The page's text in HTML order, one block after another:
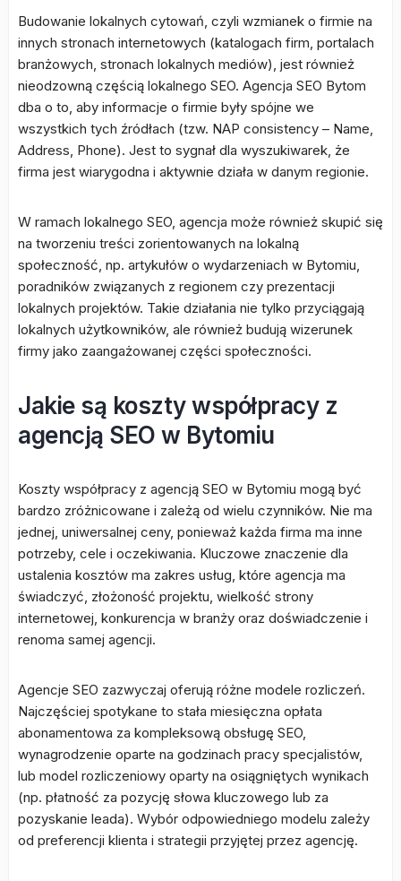
Budowanie lokalnych cytowań, czyli wzmianek o firmie na
innych stronach internetowych (katalogach firm, portalach
branżowych, stronach lokalnych mediów), jest również
nieodzowną częścią lokalnego SEO. Agencja SEO Bytom
dba o to, aby informacje o firmie były spójne we
wszystkich tych źródłach (tzw. NAP consistency – Name,
Address, Phone). Jest to sygnał dla wyszukiwarek, że
firma jest wiarygodna i aktywnie działa w danym regionie.
W ramach lokalnego SEO, agencja może również skupić się
na tworzeniu treści zorientowanych na lokalną
społeczność, np. artykułów o wydarzeniach w Bytomiu,
poradników związanych z regionem czy prezentacji
lokalnych projektów. Takie działania nie tylko przyciągają
lokalnych użytkowników, ale również budują wizerunek
firmy jako zaangażowanej części społeczności.
Jakie są koszty współpracy z
agencją SEO w Bytomiu
Koszty współpracy z agencją SEO w Bytomiu mogą być
bardzo zróżnicowane i zależą od wielu czynników. Nie ma
jednej, uniwersalnej ceny, ponieważ każda firma ma inne
potrzeby, cele i oczekiwania. Kluczowe znaczenie dla
ustalenia kosztów ma zakres usług, które agencja ma
świadczyć, złożoność projektu, wielkość strony
internetowej, konkurencja w branży oraz doświadczenie i
renoma samej agencji.
Agencje SEO zazwyczaj oferują różne modele rozliczeń.
Najczęściej spotykane to stała miesięczna opłata
abonamentowa za kompleksową obsługę SEO,
wynagrodzenie oparte na godzinach pracy specjalistów,
lub model rozliczeniowy oparty na osiągniętych wynikach
(np. płatność za pozycję słowa kluczowego lub za
pozyskanie leada). Wybór odpowiedniego modelu zależy
od preferencji klienta i strategii przyjętej przez agencję.